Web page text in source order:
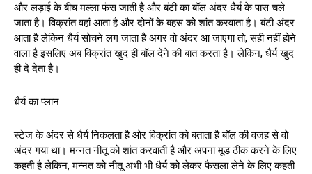
और लड़ाई के बीच मल्ला फंस जाती है और बंटी का बॉल अंदर धैर्य के पास चले
जाता है। विक्रांत वहां आता है और दोनों के बहस को शांत करवाता है। बंटी अंदर
आता है लेकिन धैर्य सोचने लग जाता है अगर वो अंदर आ जाएगा तो, सही नहीं होने
वाला है इसलिए अब विक्रांत खुद ही बॉल देने की बात करता है। लेकिन, धैर्य खुद
ही दे देता है।
धैर्य का प्लान
स्टेज के अंदर से धैर्य निकलता है ओर विक्रांत को बताता है बॉल की वजह से वो
अंदर गया था। मन्नत नीतू को शांत करवाती है और अपना मूड ठीक करने के लिए
कहती है लेकिन, मन्नत को नीतू अभी भी धैर्य को लेकर फैसला लेने के लिए कहती